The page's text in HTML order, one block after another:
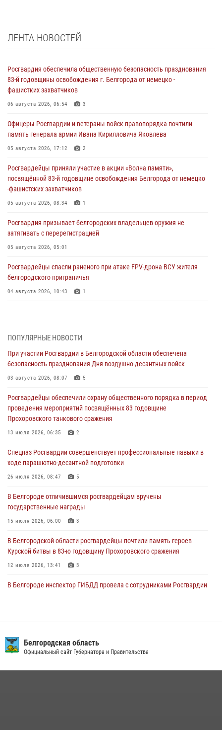
ЛЕНТА НОВОСТЕЙ
Росгвардия обеспечила общественную безопасность празднования
83-й годовщины освобождения г. Белгорода от немецко -
фашистких захватчиков
06 августа 2026, 06:54 3
Офицеры Росгвардии и ветераны войск правопорядка почтили
память генерала армии Ивана Кирилловича Яковлева
05 августа 2026, 17:12 2
Росгвардейцы приняли участие в акции «Волна памяти»,
посвящённой 83‑й годовщине освобождения Белгорода от немецко
‑фашистских захватчиков
05 августа 2026, 08:34 1
Росгвардия призывает белгородских владельцев оружия не
затягивать с перерегистрацией
05 августа 2026, 05:01
Росгвардейцы спасли раненого при атаке FPV-дрона ВСУ жителя
белгородского приграничья
04 августа 2026, 10:43 1
04 августа 2026, 06:03
Сотрудники Росгвардии задержали подозреваемую в краже
товаров из гипермаркета в Белгороде
03 августа 2026, 13:29
«Я расскажу вам о Герое»: история подполковника милиции в
отставке Виктора Хайрулика (видео)
03 августа 2026, 10:37
сборов «Армата» в Белгородской области
03 августа 2026, 10:12
безопасность празднования Дня воздушно-десантных войск
03 августа 2026, 08:07
ПОПУЛЯРНЫЕ НОВОСТИ
При участии Росгвардии в Белгородской области обеспечена
безопасность празднования Дня воздушно-десантных войск
03 августа 2026, 08:07 5
Росгвардейцы обеспечили охрану общественного порядка в период
проведения мероприятий посвящённых 83 годовщине
Прохоровского танкового сражения
13 июля 2026, 06:35 2
Спецназ Росгвардии совершенствует профессиональные навыки в
ходе парашютно-десантной подготовки
26 июля 2026, 08:47 5
В Белгороде отличившимся росгвардейцам вручены
государственные награды
15 июля 2026, 06:00 3
В Белгородской области росгвардейцы почтили память героев
Курской битвы в 83-ю годовщину Прохоровского сражения
12 июля 2026, 13:41 3
В Белгороде инспектор ГИБДД провела с сотрудниками Росгвардии
подготовке спецподразделения в эфире радио «России - Белгород»
22 июля 2026, 14:36
Белгородская область
Официальный сайт Губернатора и Правительства